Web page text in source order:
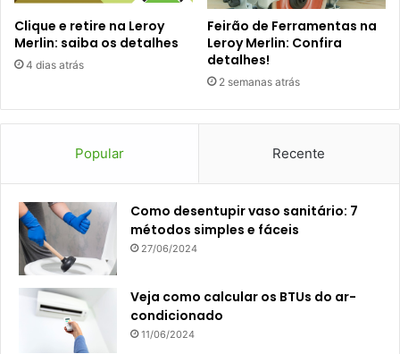
Clique e retire na Leroy
Merlin: saiba os detalhes
4 dias atrás
Feirão de Ferramentas na
Leroy Merlin: Confira
detalhes!
2 semanas atrás
Popular Recente
Como desentupir vaso sanitário: 7
métodos simples e fáceis
27/06/2024
Veja como calcular os BTUs do ar-
condicionado
11/06/2024